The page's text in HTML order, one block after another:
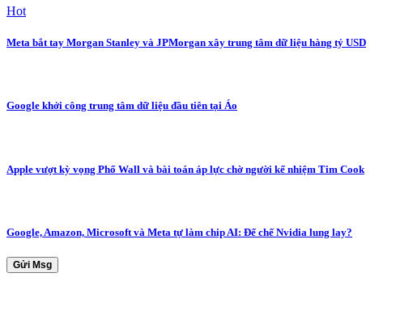
Hot
Meta bắt tay Morgan Stanley và JPMorgan xây trung tâm dữ liệu hàng tỷ USD
Google khởi công trung tâm dữ liệu đầu tiên tại Áo
Apple vượt kỳ vọng Phố Wall và bài toán áp lực chờ người kế nhiệm Tim Cook
Google, Amazon, Microsoft và Meta tự làm chip AI: Đế chế Nvidia lung lay?
Gửi Msg